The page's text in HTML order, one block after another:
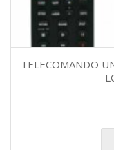
TELECOMANDO